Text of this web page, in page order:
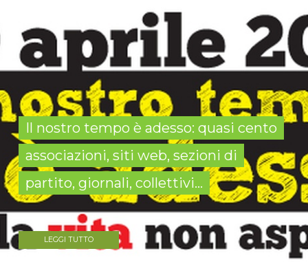
Il nostro tempo è adesso: quasi cento
associazioni, siti web, sezioni di
partito, giornali, collettivi...
LEGGI TUTTO